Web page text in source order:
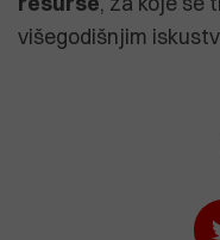
višegodišnjim